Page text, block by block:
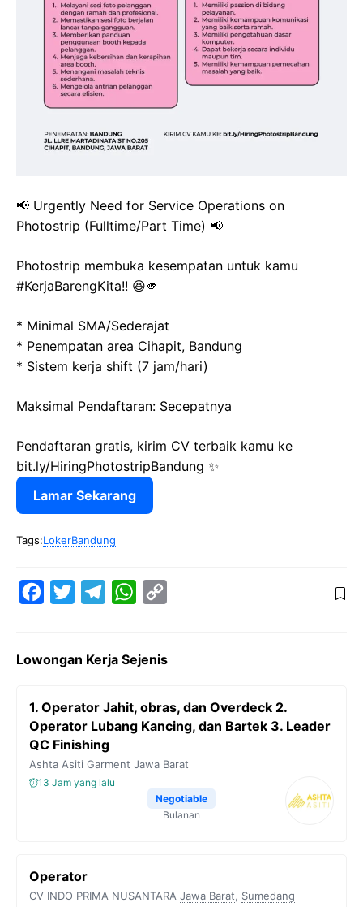
📢 Urgently Need for Service Operations on
Photostrip (Fulltime/Part Time) 📢
Photostrip membuka kesempatan untuk kamu
#KerjaBarengKita!! 😆🫵
* Minimal SMA/Sederajat
* Penempatan area Cihapit, Bandung
* Sistem kerja shift (7 jam/hari)
Maksimal Pendaftaran: Secepatnya
Pendaftaran gratis, kirim CV terbaik kamu ke
bit.ly/HiringPhotostripBandung ✨
Lamar Sekarang
Tags:LokerBandung
e
o
o
k
t
e
r
e
r
a
m
W
t
A
p
p
y
i
k
Lowongan Kerja Sejenis
1. Operator Jahit, obras, dan Overdeck 2.
Operator Lubang Kancing, dan Bartek 3. Leader
QC Finishing
Ashta Asiti Garment Jawa Barat
13 Jam yang lalu
Negotiable
Bulanan
Operator
CV INDO PRIMA NUSANTARA Jawa Barat, Sumedang